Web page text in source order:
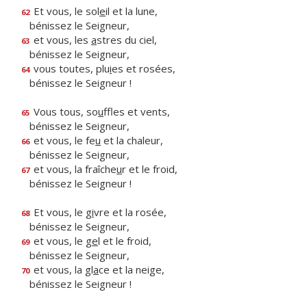
62 Et vous, le soleil et la lune,
bénissez le Seigneur,
63 et vous, les astres du ciel,
bénissez le Seigneur,
64 vous toutes, pluies et rosées,
bénissez le Seigneur !
65 Vous tous, souffles et vents,
bénissez le Seigneur,
66 et vous, le feu et la chaleur,
bénissez le Seigneur,
67 et vous, la fraîcheur et le froid,
bénissez le Seigneur !
68 Et vous, le givre et la rosée,
bénissez le Seigneur,
69 et vous, le gel et le froid,
bénissez le Seigneur,
70 et vous, la glace et la neige,
bénissez le Seigneur !